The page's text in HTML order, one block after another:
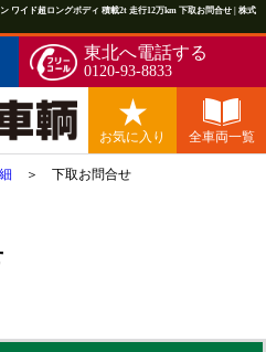
ワイド超ロングボディ 積載2t 走行12万km 下取お問合せ | 株式
東北へ電話する
0120-93-8833
お気に入り 全車両一覧
＞ 下取お問合せ